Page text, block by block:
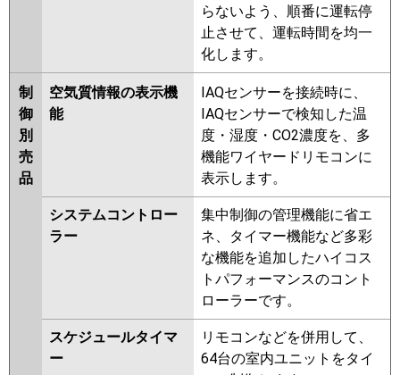
らないよう、順番に運転停
止させて、運転時間を均一
化します。
制
御
別
売
品
空気質情報の表示機
能
IAQセンサーを接続時に、
IAQセンサーで検知した温
度・湿度・CO2濃度を、多
機能ワイヤードリモコンに
表示します。
システムコントロー
ラー
集中制御の管理機能に省エ
ネ、タイマー機能など多彩
な機能を追加したハイコス
トパフォーマンスのコント
ローラーです。
スケジュールタイマ
ー
リモコンなどを併用して、
64台の室内ユニットをタイ